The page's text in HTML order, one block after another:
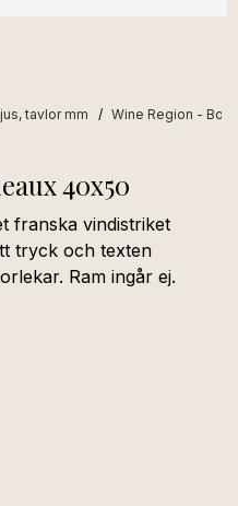
tavlor mm Wine Region -
40x50
franska vindistriket
tryck och texten
Ram ingår ej.